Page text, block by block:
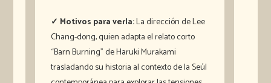
✓ Motivos para verla:La dirección de Lee
Chang-dong, quien adapta el relato corto
“Barn Burning” de Haruki Murakami
trasladando su historia al contexto de la Seúl